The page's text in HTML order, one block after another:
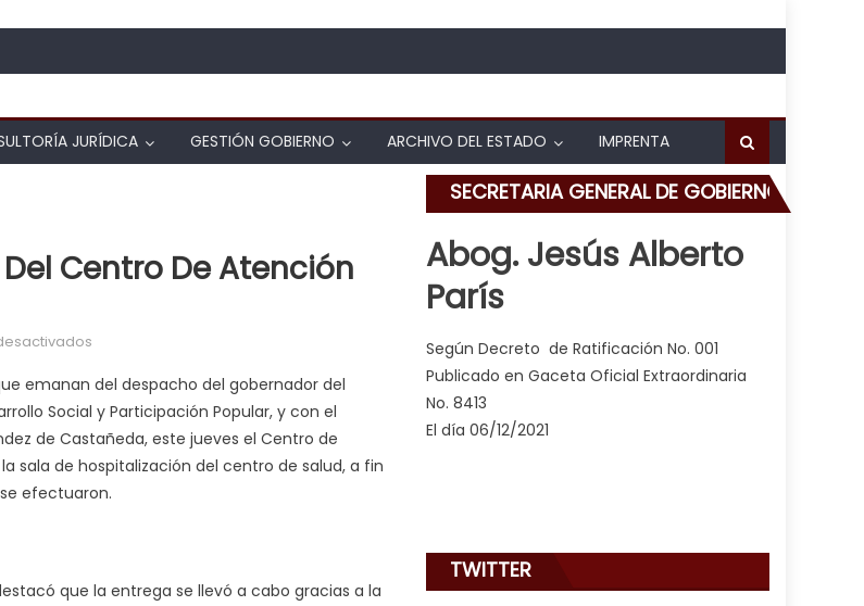
JURÍDICA GESTIÓN GOBIERNO ARCHIVO DEL ESTADO IMPRENTA
Centro De Atención
en Mejoran espacios para pacientes del Centro de Atención Pediátrica “María Torres”
emanan del despacho del gobernador del
Social y Participación Popular, y con el
de Castañeda, este jueves el Centro de
sala de hospitalización del centro de salud, a fin
efectuaron.
que la entrega se llevó a cabo gracias a la
SECRETARIA GENERAL DE GOBIERNO
Abog. Jesús Alberto
París
Según Decreto de Ratificación No. 001
Publicado en Gaceta Oficial Extraordinaria
No. 8413
El día 06/12/2021
TWITTER